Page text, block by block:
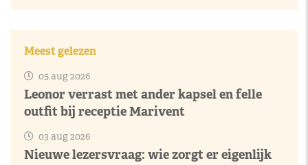
Meest gelezen
05 aug 2026
Leonor verrast met ander kapsel en felle
outfit bij receptie Marivent
03 aug 2026
Nieuwe lezersvraag: wie zorgt er eigenlijk